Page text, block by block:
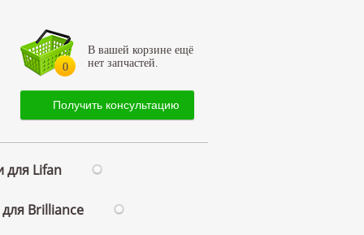
0
В вашей корзине ещё
нет запчастей.
Получить консультацию
для Lifan
Brilliance